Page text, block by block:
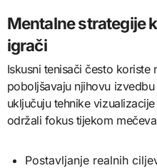
Mentalne strategije
igrači
Iskusni tenisači često koriste
poboljšavaju njihovu
uključuju tehnike
održali fokus tijekom
Postavljanje realnih